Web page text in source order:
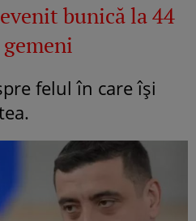
bunică la 44
felul în care își